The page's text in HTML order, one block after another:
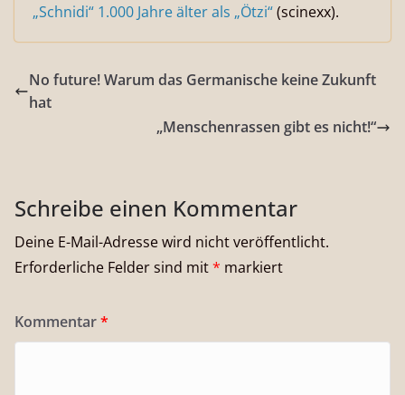
„Schnidi“ 1.000 Jahre älter als „Ötzi“(scinexx).
No future! Warum das Germanische keine Zukunft
hat
„Menschenrassen gibt es nicht!“
Schreibe einen Kommentar
Deine E-Mail-Adresse wird nicht veröffentlicht.
Erforderliche Felder sind mit* markiert
Kommentar*